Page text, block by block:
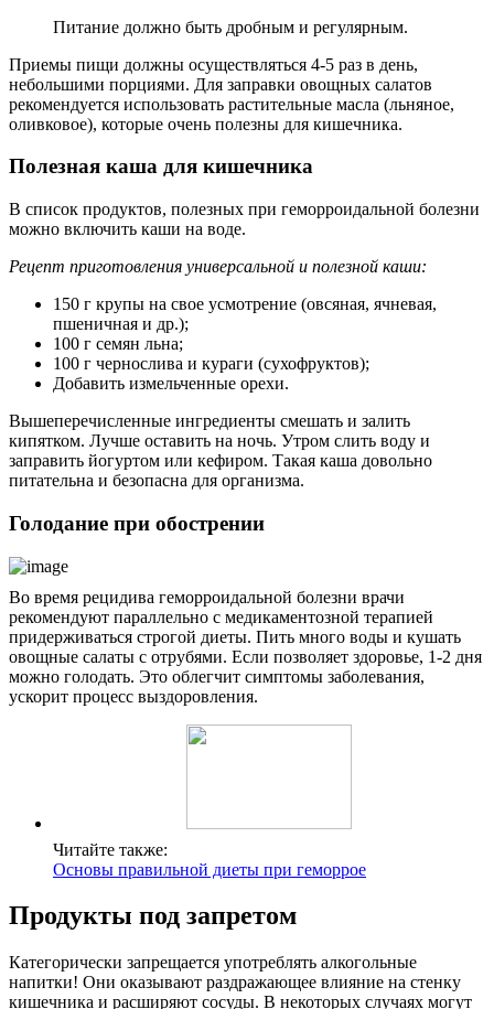
Питание должно быть дробным и регулярным.
Приемы пищи должны осуществляться 4-5 раз в день,
небольшими порциями. Для заправки овощных салатов
рекомендуется использовать растительные масла (льняное,
оливковое), которые очень полезны для кишечника.
Полезная каша для кишечника
В список продуктов, полезных при геморроидальной болезни
можно включить каши на воде.
Рецепт приготовления универсальной и полезной каши:
150 г крупы на свое усмотрение (овсяная, ячневая,
пшеничная и др.);
100 г семян льна;
100 г чернослива и кураги (сухофруктов);
Добавить измельченные орехи.
Вышеперечисленные ингредиенты смешать и залить
кипятком. Лучше оставить на ночь. Утром слить воду и
заправить йогуртом или кефиром. Такая каша довольно
питательна и безопасна для организма.
Голодание при обострении
Во время рецидива геморроидальной болезни врачи
рекомендуют параллельно с медикаментозной терапией
придерживаться строгой диеты. Пить много воды и кушать
овощные салаты с отрубями. Если позволяет здоровье, 1-2 дня
можно голодать. Это облегчит симптомы заболевания,
ускорит процесс выздоровления.
Читайте также:
Основы правильной диеты при геморрое
Продукты под запретом
Категорически запрещается употреблять алкогольные
напитки! Они оказывают раздражающее влияние на стенку
кишечника и расширяют сосуды. В некоторых случаях могут